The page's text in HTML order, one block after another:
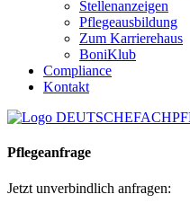
Stellenanzeigen
Pflegeausbildung
Zum Karrierehaus
BoniKlub
Compliance
Kontakt
Pflegeanfrage
Jetzt unverbindlich anfragen: